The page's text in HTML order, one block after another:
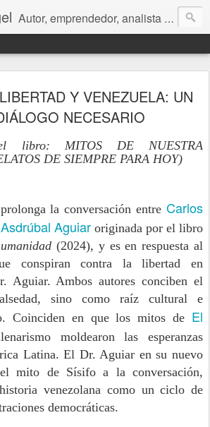
Autor, emprendedor, analista económico y político. Artículos y Ensayos, tanto en español como en inglés, sobre la condición de Venezuela y otros temas de interés internacional.
Y VENEZUELA: UN
NECESARIO
libro: MITOS DE NUESTRA
DE SIEMPRE PARA HOY)
la conversación entre Carlos
Asdrúbal Aguiar originada por el libro
(2024), y es en respuesta al
conspiran contra la libertad en
Aguiar. Ambos autores conciben el
sino como raíz cultural e
Coinciden en que los mitos de El
moldearon las esperanzas
Latina. El Dr. Aguiar en su nuevo
mito de Sísifo a la conversación,
venezolana como un ciclo de
democráticas.